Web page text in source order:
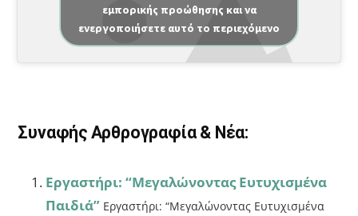
e
b
o
k
ai
l
ρ
α
σ
ίτ
ε
εμπορικής προώθησης και να
ενεργοποιήσετε αυτό το περιεχόμενο
Συναφής Αρθρογραφία & Νέα:
Εργαστήρι: “Μεγαλώνοντας Ευτυχισμένα
Παιδιά” Εργαστήρι: “Μεγαλώνοντας Ευτυχισμένα